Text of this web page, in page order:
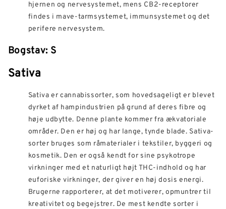
hjernen og nervesystemet, mens CB2-receptorer
findes i mave-tarmsystemet, immunsystemet og det
perifere nervesystem.
Bogstav: S
Sativa
Sativa er cannabissorter, som hovedsageligt er blevet
dyrket af hampindustrien på grund af deres fibre og
høje udbytte. Denne plante kommer fra ækvatoriale
områder. Den er høj og har lange, tynde blade. Sativa-
sorter bruges som råmaterialer i tekstiler, byggeri og
kosmetik. Den er også kendt for sine psykotrope
virkninger med et naturligt højt THC-indhold og har
euforiske virkninger, der giver en høj dosis energi.
Brugerne rapporterer, at det motiverer, opmuntrer til
kreativitet og begejstrer. De mest kendte sorter i